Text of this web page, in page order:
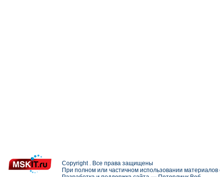
Copyright . Все права защищены
При полном или частичном использовании